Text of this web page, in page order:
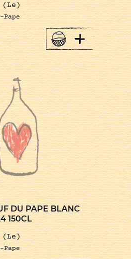
(Le)
Pape
+
DU PAPE BLANC
150CL
(Le)
Pape